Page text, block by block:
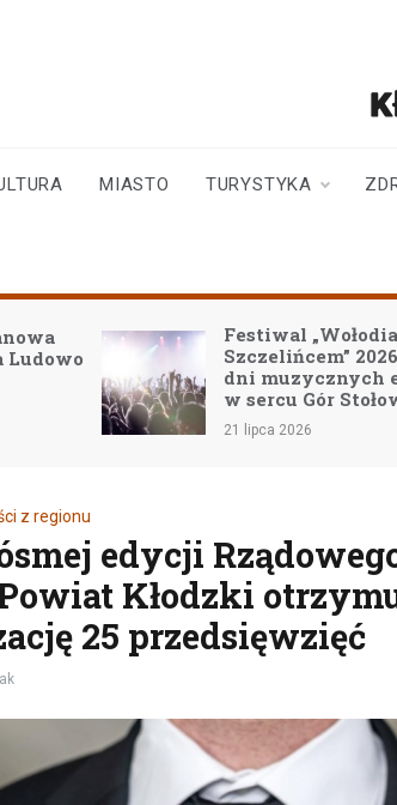
MIASTO TURYSTYKA
Ludowo
Festiwal
Szczelińcem”
dni muzycznych
w sercu Gór
21 lipca 2026
z regionu
edycji
Kłodzki
25 przedsięwzięć